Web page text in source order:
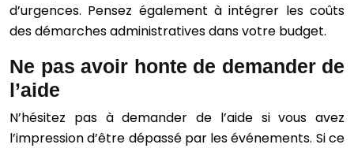
d’urgences. Pensez également à intégrer les coûts
des démarches administratives dans votre budget.
Ne pas avoir honte de demander de
l’aide
N’hésitez pas à demander de l’aide si vous avez
l’impression d’être dépassé par les événements. Si ce